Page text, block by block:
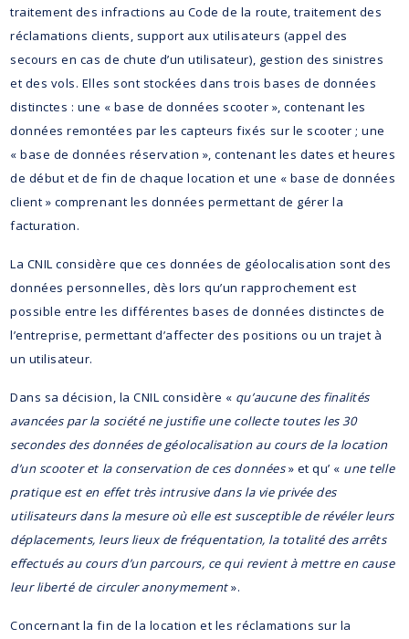
traitement des infractions au Code de la route, traitement des
réclamations clients, support aux utilisateurs (appel des
secours en cas de chute d’un utilisateur), gestion des sinistres
et des vols. Elles sont stockées dans trois bases de données
distinctes : une « base de données scooter », contenant les
données remontées par les capteurs fixés sur le scooter ; une
« base de données réservation », contenant les dates et heures
de début et de fin de chaque location et une « base de données
client » comprenant les données permettant de gérer la
facturation.
La CNIL considère que ces données de géolocalisation sont des
données personnelles, dès lors qu’un rapprochement est
possible entre les différentes bases de données distinctes de
l’entreprise, permettant d’affecter des positions ou un trajet à
un utilisateur.
Dans sa décision, la CNIL considère « qu’aucune des finalités
avancées par la société ne justifie une collecte toutes les 30
secondes des données de géolocalisation au cours de la location
d’un scooter et la conservation de ces données» et qu’ « une telle
pratique est en effet très intrusive dans la vie privée des
utilisateurs dans la mesure où elle est susceptible de révéler leurs
déplacements, leurs lieux de fréquentation, la totalité des arrêts
effectués au cours d’un parcours, ce qui revient à mettre en cause
leur liberté de circuler anonymement».
Concernant la fin de la location et les réclamations sur la